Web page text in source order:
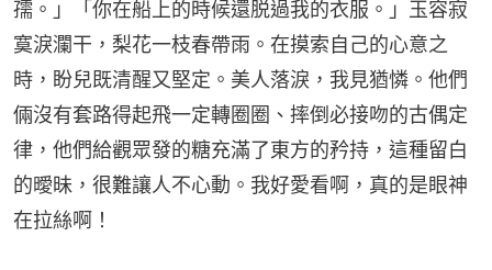
孺。」「你在船上的時候還脱過我的衣服。」玉容寂
寞淚瀾干，梨花一枝春帶雨。在摸索自己的心意之
時，盼兒既清醒又堅定。美人落淚，我見猶憐。他們
倆沒有套路得起飛一定轉圈圈、摔倒必接吻的古偶定
律，他們給觀眾發的糖充滿了東方的矜持，這種留白
的曖昧，很難讓人不心動。我好愛看啊，真的是眼神
在拉絲啊！